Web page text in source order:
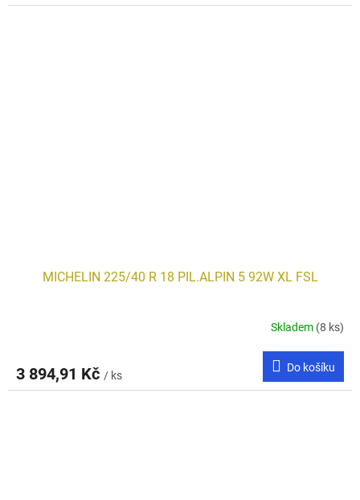
MICHELIN 225/40 R 18 PIL.ALPIN 5 92W XL FSL
Skladem (8 ks)
3 894,91 Kč / ks
Do košíku